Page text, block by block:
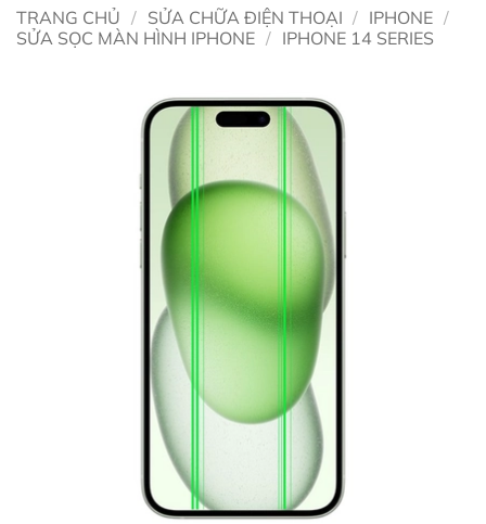
TRANG CHỦ / SỬA CHỮA ĐIỆN THOẠI / IPHONE /
SỬA SỌC MÀN HÌNH IPHONE / IPHONE 14 SERIES